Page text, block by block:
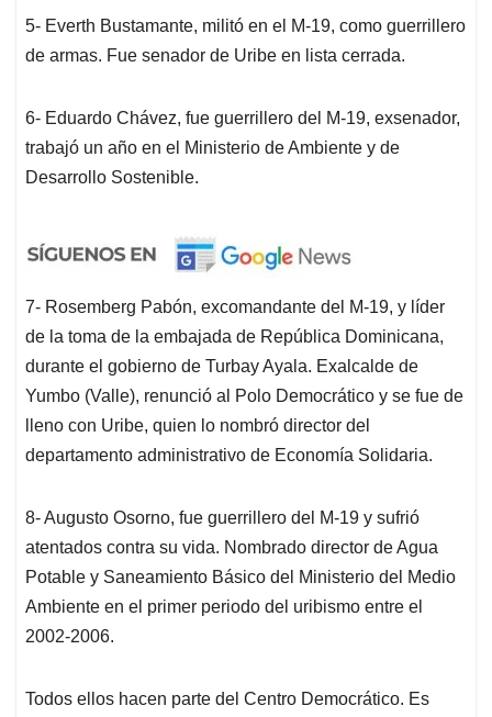
5- Everth Bustamante, militó en el M-19, como guerrillero
de armas. Fue senador de Uribe en lista cerrada.
6- Eduardo Chávez, fue guerrillero del M-19, exsenador,
trabajó un año en el Ministerio de Ambiente y de
Desarrollo Sostenible.
7- Rosemberg Pabón, excomandante del M-19, y líder
de la toma de la embajada de República Dominicana,
durante el gobierno de Turbay Ayala. Exalcalde de
Yumbo (Valle), renunció al Polo Democrático y se fue de
lleno con Uribe, quien lo nombró director del
departamento administrativo de Economía Solidaria.
8- Augusto Osorno, fue guerrillero del M-19 y sufrió
atentados contra su vida. Nombrado director de Agua
Potable y Saneamiento Básico del Ministerio del Medio
Ambiente en el primer periodo del uribismo entre el
2002-2006.
Todos ellos hacen parte del Centro Democrático. Es